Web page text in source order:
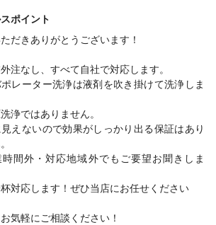
ポイント
だきありがとうございます！
注なし、すべて自社で対応します。
レーター洗浄は液剤を吹き掛けて洗浄しま
浄ではありません。
えないので効果がしっかり出る保証はあり
間外・対応地域外でもご要望お聞きしま
対応します！ぜひ当店にお任せください
気軽にご相談ください！